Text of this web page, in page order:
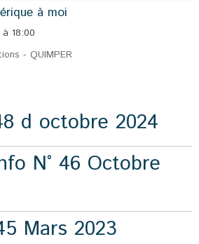
à moi
à 18:00
- QUIMPER
d octobre 2024
N° 46 Octobre
Mars 2023